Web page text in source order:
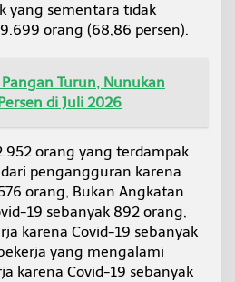
yang sementara tidak
orang (68,86 persen).
Turun, Nunukan
di Juli 2026
orang yang terdampak
pengangguran karena
orang, Bukan Angkatan
19 sebanyak 892 orang,
karena Covid-19 sebanyak
yang mengalami
karena Covid-19 sebanyak